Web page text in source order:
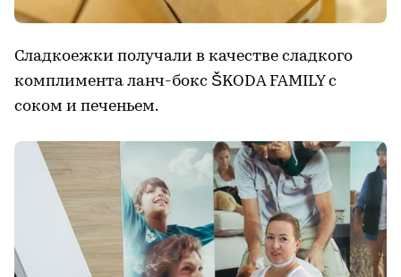
Сладкоежки получали в качестве сладкого
комплимента ланч-бокс ŠKODA FAMILY с
соком и печеньем.